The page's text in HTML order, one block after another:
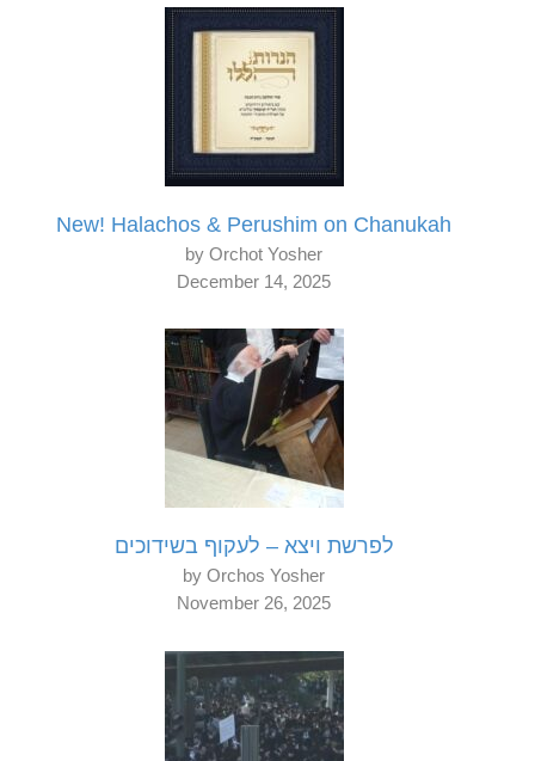
New! Halachos & Perushim on Chanukah
by Orchot Yosher
December 14, 2025
לפרשת ויצא – לעקוף בשידוכים
by Orchos Yosher
November 26, 2025